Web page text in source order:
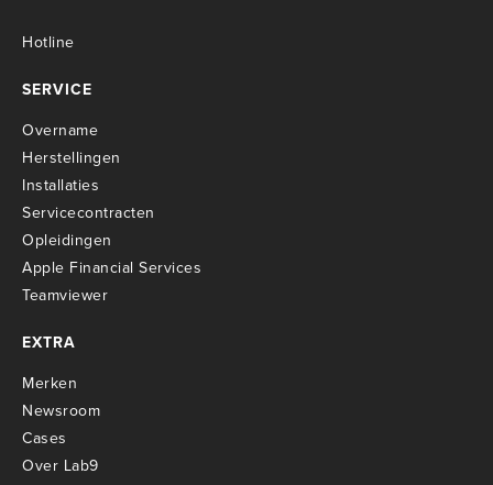
Hotline
SERVICE
Overname
Herstellingen
Installaties
Servicecontracten
Opleidingen
Apple Financial Services
Teamviewer
EXTRA
Merken
Newsroom
Cases
Over Lab9